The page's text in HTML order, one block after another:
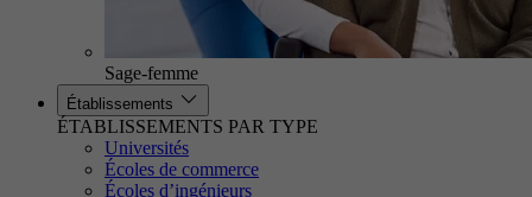
Sage-femme
Établissements
ÉTABLISSEMENTS PAR TYPE
Universités
Écoles de commerce
Écoles d’ingénieurs